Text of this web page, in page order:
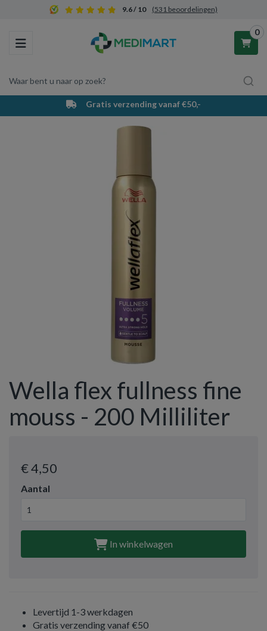
9.6 / 10 (531 beoordelingen)
Toggle navigation
Waar bent u naar op zoek?
0
Winkelwagen
Vul hem met producten.
Gratis verzending vanaf €50,-
Wella flex fullness fine
mouss - 200 Milliliter
€ 4,50
Aantal
In winkelwagen
Levertijd 1-3 werkdagen
Gratis verzending vanaf €50